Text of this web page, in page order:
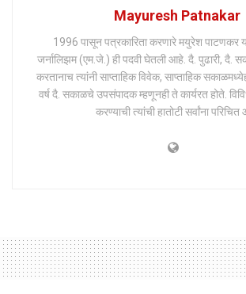
Mayuresh Patnakar
1996 पासून पत्रकारिता करणारे मयुरेश पाटणकर
जर्नालिझम (एम.जे.) ही पदवी घेतली आहे. दै. पुढारी, दै.
करतानाच त्यांनी साप्ताहिक विवेक, साप्ताहिक
वर्ष दै. सकाळचे उपसंपादक म्हणूनही ते कार्यरत होते.
करण्याची त्यांची हातोटी सर्वांना